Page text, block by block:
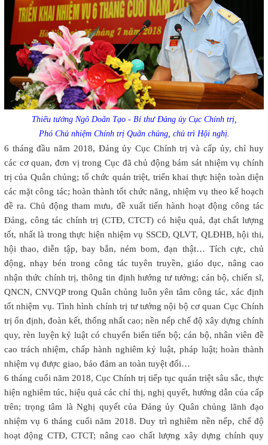
Thiếu tướng Ngô Doãn Tạo - Bí thư Đảng ủy Cục Chính trị,
Phó Chủ nhiệm Chính trị Quân chủng, chủ trì Hội nghị.
6 tháng đầu năm 2018, Đảng ủy Cục Chính trị và cấp ủy, chỉ huy
các cơ quan, đơn vị trong Cục đã chủ động bám sát nhiệm vụ chính
trị của Quân chủng; tổ chức quán triệt, triển khai thực hiện toàn diện
các mặt công tác; hoàn thành tốt chức năng, nhiệm vụ theo kế hoạch
đề ra. Chủ động tham mưu, đề xuất tiến hành hoạt động công tác
Đảng, công tác chính trị (CTĐ, CTCT) có hiệu quả, đạt chất lượng
tốt, nhất là trong thực hiện nhiệm vụ SSCĐ, QLVT, QLĐHB, hội thi,
hội thao, diễn tập, bay bắn, ném bom, đạn thật… Tích cực, chủ
động, nhạy bén trong công tác tuyên truyền, giáo dục, nâng cao
nhận thức chính trị, thông tin định hướng tư tưởng; cán bộ, chiến sĩ,
QNCN, CNVQP trong Quân chủng luôn yên tâm công tác, xác định
tốt nhiệm vụ. Tình hình chính trị tư tưởng nội bộ cơ quan Cục Chính
trị ổn định, đoàn kết, thống nhất cao; nền nếp chế độ xây dựng chính
quy, rèn luyện kỷ luật có chuyển biến tiến bộ; cán bộ, nhân viên đề
cao trách nhiệm, chấp hành nghiêm kỷ luật, pháp luật; hoàn thành
nhiệm vụ được giao, bảo đảm an toàn tuyệt đối…
6 tháng cuối năm 2018, Cục Chính trị tiếp tục quán triệt sâu sắc, thực
hiện nghiêm túc, hiệu quả các chỉ thị, nghị quyết, hướng dẫn của cấp
trên; trọng tâm là Nghị quyết của Đảng ủy Quân chủng lãnh đạo
nhiệm vụ 6 tháng cuối năm 2018. Duy trì nghiêm nền nếp, chế độ
hoạt động CTĐ, CTCT; nâng cao chất lượng xây dựng chính quy